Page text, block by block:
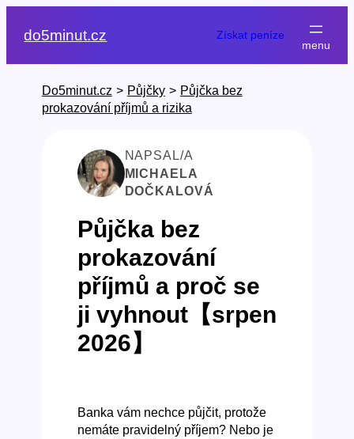
do5minut.cz Získat peníze
Do5minut.cz > Půjčky > Půjčka bez
prokazování příjmů a rizika
NAPSAL/A
MICHAELA
DOČKALOVÁ
Půjčka bez
prokazování
příjmů a proč se
ji vyhnout【srpen
2026】
Banka vám nechce půjčit, protože
nemáte pravidelný příjem? Nebo je